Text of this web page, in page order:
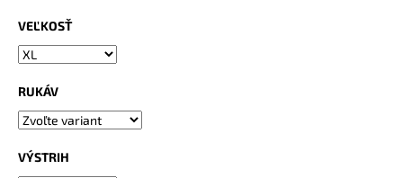
VEĽKOSŤ
RUKÁV
VÝSTRIH
p
o
r
ú
č
a
m
e